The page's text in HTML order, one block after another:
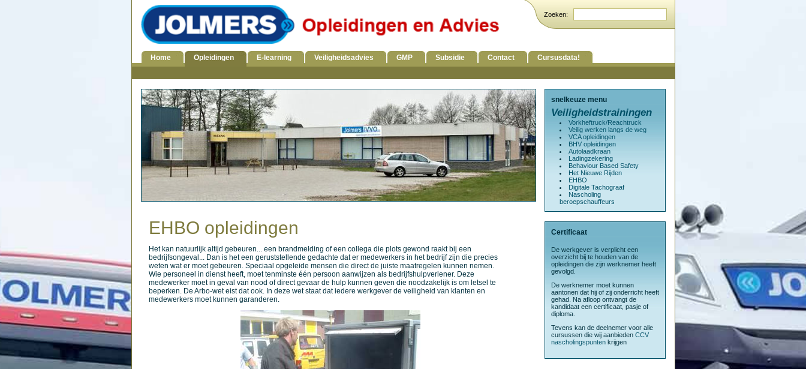
Home Opleidingen E-learning Veiligheidsadvies GMP Subsidie Contact Cursusdata!
EHBO opleidingen
Het kan natuurlijk altijd gebeuren... een brandmelding of een collega die plots gewond raakt bij een
bedrijfsongeval... Dan is het een geruststellende gedachte dat er medewerkers in het bedrijf zijn die precies
weten wat er moet gebeuren. Speciaal opgeleide mensen die direct de juiste maatregelen kunnen nemen.
Wie personeel in dienst heeft, moet tenminste één persoon aanwijzen als bedrijfshulpverlener. Deze
medewerker moet in geval van nood of direct gevaar de hulp kunnen geven die noodzakelijk is om letsel te
beperken. De Arbo-wet eist dat ook. In deze wet staat dat iedere werkgever de veiligheid van klanten en
medewerkers moet kunnen garanderen.
snelkeuze menu
Veiligheidstrainingen
Vorkheftruck/Reachtruck
Veilig werken langs de weg
VCA opleidingen
BHV opleidingen
Autolaadkraan
Ladingzekering
Behaviour Based Safety
Het Nieuwe Rijden
EHBO
Digitale Tachograaf
Nascholing
beroepschauffeurs
Certificaat
De werkgever is verplicht een
overzicht bij te houden van de
opleidingen die zijn werknemer heeft
gevolgd.
De werknemer moet kunnen
aantonen dat hij of zij onderricht heeft
gehad. Na afloop ontvangt de
kandidaat een certificaat, pasje of
diploma.
Tevens kan de deelnemer voor alle
cursussen die wij aanbieden CCV
nascholingspuntenkrijgen